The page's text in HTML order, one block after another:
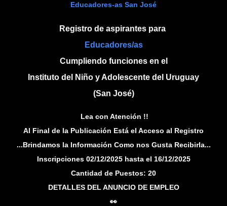
Educadores-as San José
Registro de aspirantes para
Educadores/as
Cumpliendo funciones en el
Instituto del Niño y Adolescente del Uruguay
(San José)
Lea con Atención !!
Al Final de la Publicación Está el Acceso al Registro
...Brindamos la Información Como nos Gusta Recibirla...
Inscripciones 02/12/2025 hasta el 16/12/2025
Cantidad de Puestos: 20
DETALLES DEL ANUNCIO DE EMPLEO
👀